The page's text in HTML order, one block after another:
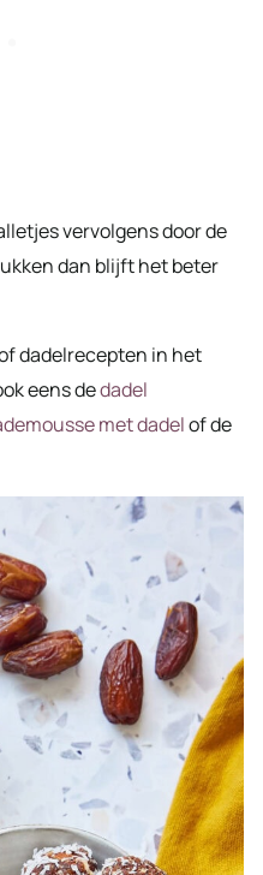
vervolgens door de
dan blijft het beter
dadelrecepten in het
eens dedadel
met dadelof de